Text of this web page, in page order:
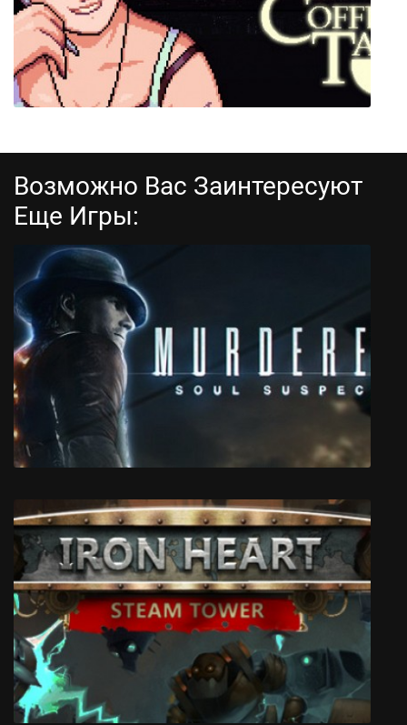
Silent Depth 3D Submarine Simulation
Возможно Вас Заинтересуют
Еще Игры:
Murdered: Soul Suspect